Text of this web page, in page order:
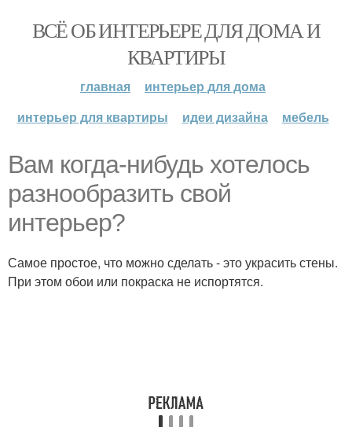
ВСЁ ОБ ИНТЕРЬЕРЕ ДЛЯ ДОМА И
КВАРТИРЫ
главная
интерьер для дома
интерьер для квартиры
идеи дизайна мебель
Вам когда-нибудь хотелось
разнообразить свой
интерьер?
Самое простое, что можно сделать - это украсить стены.
При этом обои или покраска не испортятся.